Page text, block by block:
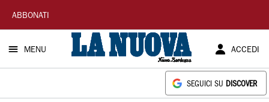
La
Nuova
Sardegna
ABBONATI
MENU ACCEDI
SEGUICI SU DISCOVER